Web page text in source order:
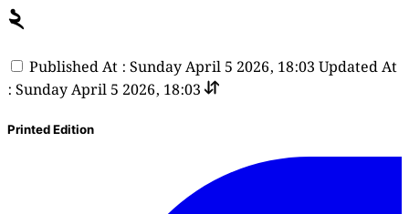
২
Published At : Sunday April 5 2026, 18:03 Updated At
: Sunday April 5 2026, 18:03
Printed Edition